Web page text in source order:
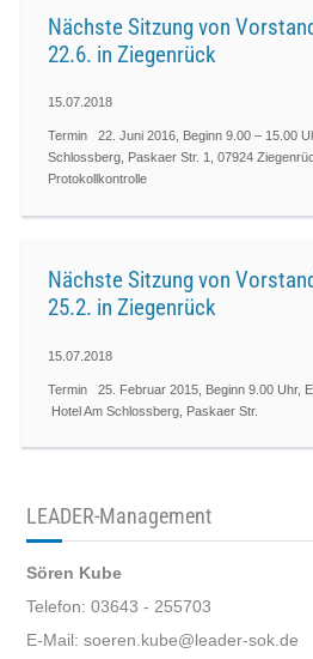
Nächste Sitzung von
22.6. in Ziegenrück
15.07.2018
Termin 22. Juni 2016, Beginn 9.00 –
Schlossberg, Paskaer Str. 1, 07924
Protokollkontrolle
Nächste Sitzung von
25.2. in Ziegenrück
15.07.2018
Termin 25. Februar 2015, Beginn 9.00
Hotel Am Schlossberg, Paskaer Str.
LEADER-Management
Sören Kube
Telefon: 03643 - 255703
E-Mail: soeren.kube@leader-sok.de